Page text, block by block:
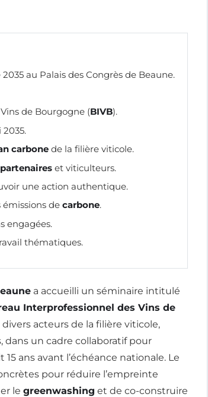
au Palais des Congrès de Beaune.
de Bourgogne (BIVB).
2035.
carbone de la filière viticole.
partenaires et viticulteurs.
une action authentique.
de carbone.
engagées.
thématiques.
a accueilli un séminaire intitulé
Interprofessionnel des Vins de
acteurs de la filière viticole,
un cadre collaboratif pour
15 ans avant l’échéance nationale. Le
pour réduire l’empreinte
le greenwashing et de co-construire